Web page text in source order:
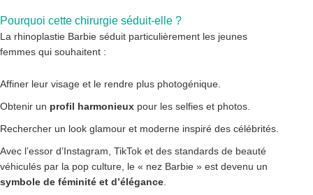
Pourquoi cette chirurgie séduit-elle ?
La rhinoplastie Barbie séduit particulièrement les jeunes
femmes qui souhaitent :
Affiner leur visage et le rendre plus photogénique.
Obtenir un profil harmonieux pour les selfies et photos.
Rechercher un look glamour et moderne inspiré des célébrités.
Avec l’essor d’Instagram, TikTok et des standards de beauté
véhiculés par la pop culture, le « nez Barbie » est devenu un
symbole de féminité et d’élégance